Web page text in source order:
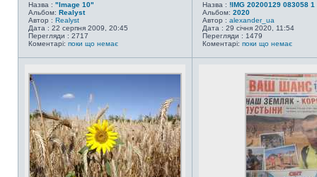
Назва : "Image 10"
Альбом: Realyst
Автор : Realyst
Дата : 22 серпня 2009, 20:45
Перегляди : 2717
Коментарі: поки що немає
Назва : !IMG 20200129 083058 1
Альбом: 2020
Автор : alexander_ua
Дата : 29 січня 2020, 11:54
Перегляди : 1479
Коментарі: поки що немає